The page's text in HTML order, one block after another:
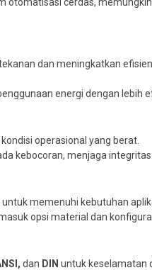
dan meningkatkan
energi dengan lebih
operasional yang berat.
kebocoran, menjaga integritas
memenuhi kebutuhan
opsi material dan
dan DIN untuk keselamatan